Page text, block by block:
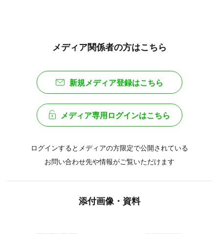
メディア関係者の方はこちら
新規メディア登録はこちら
メディア専用ログインはこちら
ログインするとメディアの方限定で公開されている
お問い合わせ先や情報がご覧いただけます
添付画像・資料